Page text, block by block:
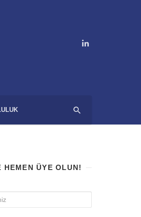
HEMEN ÜYE OLUN!